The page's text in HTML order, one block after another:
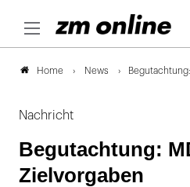
Home News
Nachricht
Begutachtung:
Zielvorgaben